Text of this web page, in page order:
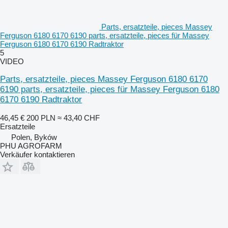
Parts, ersatzteile, pieces Massey
Ferguson 6180 6170 6190 parts, ersatzteile, pieces für Massey
Ferguson 6180 6170 6190 Radtraktor
5
VIDEO
Parts, ersatzteile, pieces Massey Ferguson 6180 6170
6190 parts, ersatzteile, pieces für Massey Ferguson 6180
6170 6190 Radtraktor
46,45 € 200 PLN ≈ 43,40 CHF
Ersatzteile
Polen, Byków
PHU AGROFARM
Verkäufer kontaktieren